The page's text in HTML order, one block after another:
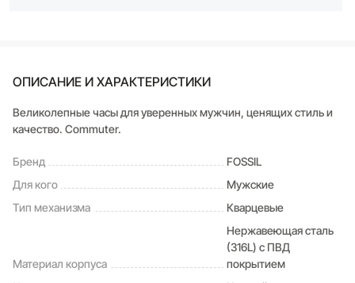
ОПИСАНИЕ И ХАРАКТЕРИСТИКИ
Великолепные часы для уверенных мужчин, ценящих стиль и
качество. Commuter.
Бренд
FOSSIL
Для кого
Мужские
Тип механизма
Кварцевые
Материал корпуса
Нержавеющая сталь
(316L) с ПВД
покрытием